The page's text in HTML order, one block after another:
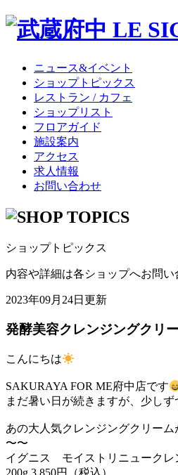
ニュース&イベント
ショップトピックス
レストラン / カフェ
ショップリスト
フロアガイド
施設案内
アクセス
求人情報
お問い合わせ
ショップトピックス
内容や詳細は各ショップへお問い
2023年09月24日更新
発酵美容クレンジングクリ
こんにちは
SAKURAYA FOR ME府中店です
まだ暑い日が続きますが、少し
あの大人気クレンジングクリー
〜〜
イグニス モイストリニュークレ